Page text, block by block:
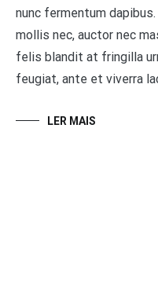
nunc fermentum
mollis nec, auctor nec
felis blandit at fringilla
feugiat, ante et viverra
LER MAIS